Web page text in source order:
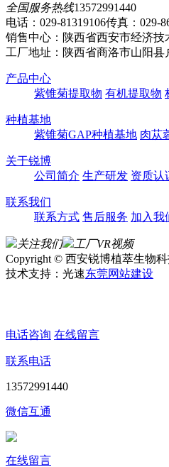
全国服务热线13572991440
电话：029-81319106传真：029-
销售中心：陕西省西安市经济
工厂地址：陕西省商洛市山阳县
产品中心
紫锥菊提取物 有机提取物
种植基地
紫锥菊GAP种植基地 肉苁
关于锐博
公司简介 生产研发 资质认
联系我们
联系方式 售后服务 加入我
关注我们
工厂VR视频
Copyright © 西安锐博植萃生物
技术支持：光速东莞网站建设
电话咨询 在线留言
联系电话
13572991440
微信互通
在线留言